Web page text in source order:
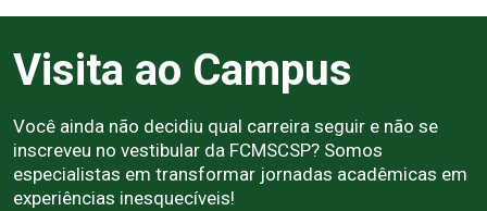
Visita ao Campus
Você ainda não decidiu qual carreira seguir e não se
inscreveu no vestibular da FCMSCSP? Somos
especialistas em transformar jornadas acadêmicas em
experiências inesquecíveis!